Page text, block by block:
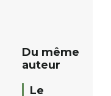
Du même
auteur
Le